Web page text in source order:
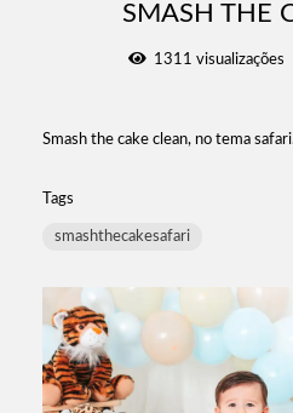
SMASH THE
1311 visualizações
Smash the cake clean, no tema
Tags
smashthecakesafari